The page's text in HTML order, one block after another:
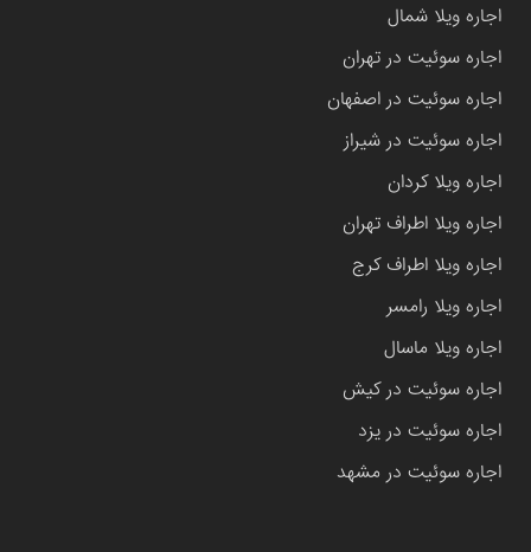
اجاره ویلا شمال
اجاره سوئیت در تهران
اجاره سوئیت در اصفهان
اجاره سوئیت در شیراز
اجاره ویلا کردان
اجاره ویلا اطراف تهران
اجاره ویلا اطراف کرج
اجاره ویلا رامسر
اجاره ویلا ماسال
اجاره سوئیت در کیش
اجاره سوئیت در یزد
اجاره سوئیت در مشهد